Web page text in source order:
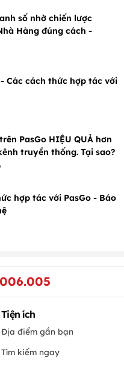
số nhờ chiến lược
Hàng đúng cách -
- Các cách thức hợp tác với
PasGo HIỆU QUẢ hơn
truyền thống. Tại sao?
hợp tác với PasGo - Báo
Tiện ích
Địa điểm gần bạn
Tìm kiếm ngay